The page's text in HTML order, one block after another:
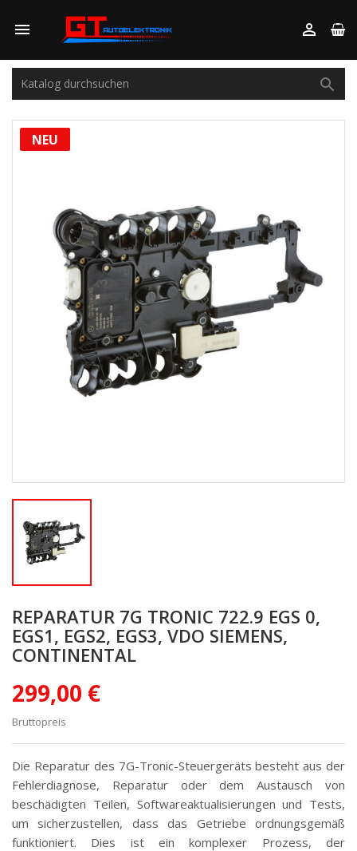
 

NEU
REPARATUR 7G TRONIC 722.9 EGS 0,
EGS1, EGS2, EGS3, VDO SIEMENS,
CONTINENTAL
299,00 €
Bruttopreis
Die Reparatur des 7G-Tronic-Steuergeräts besteht aus der
Fehlerdiagnose, Reparatur oder dem Austausch von
beschädigten Teilen, Softwareaktualisierungen und Tests,
um sicherzustellen, dass das Getriebe ordnungsgemäß
funktioniert. Dies ist ein komplexer Prozess, der